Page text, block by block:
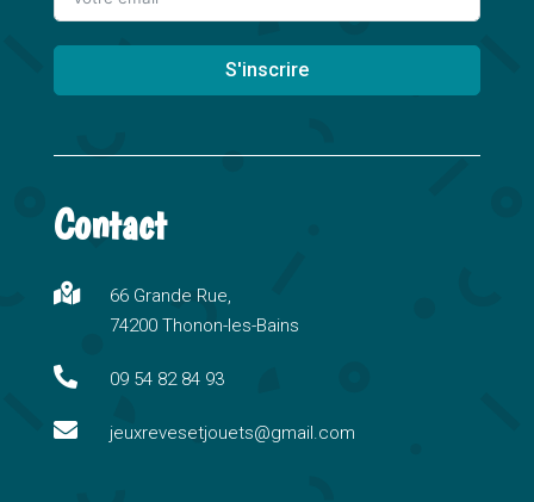
S'inscrire
l
e
n
a
i
e
Contact

66 Grande Rue,
74200 Thonon-les-Bains
 09 54 82 84 93
 jeuxrevesetjouets@gmail.com